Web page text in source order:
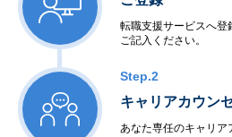
転職支援サービスへ登
ご記入ください。
Step.2
キャリアカウン
あなた専任のキャリア